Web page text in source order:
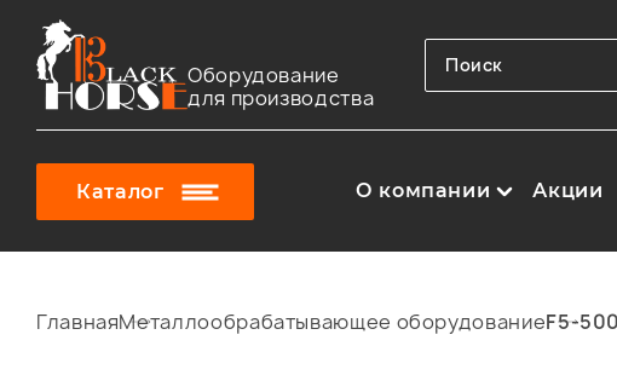
Оборудование
для производства
Каталог О компании Акции
ГлавнаяМеталлообрабатывающее оборудованиеF5-500